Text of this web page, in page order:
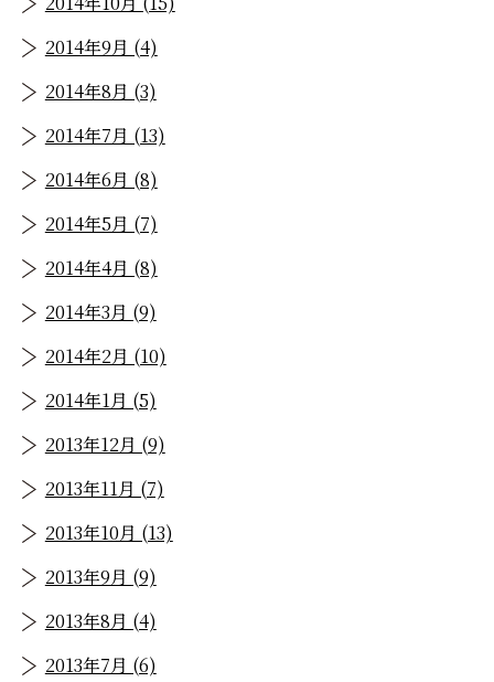
2014年9月 (4)
2014年8月 (3)
2014年7月 (13)
2014年6月 (8)
2014年5月 (7)
2014年4月 (8)
2014年3月 (9)
2014年2月 (10)
2014年1月 (5)
2013年12月 (9)
2013年11月 (7)
2013年10月 (13)
2013年9月 (9)
2013年8月 (4)
2013年7月 (6)